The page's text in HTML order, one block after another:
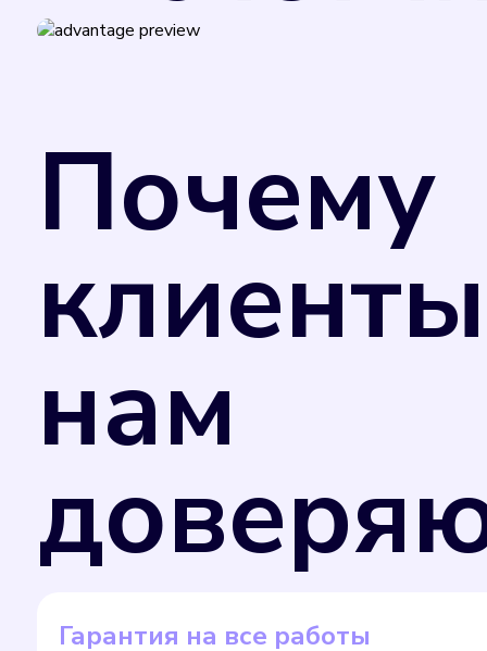
Поверка счетчиков обеспечивает
применения в сфере государственного
добровольном порядке. Однако
потребления коммунального ресурса в
отметкой в техническом паспорте
счетчика. Поэтому рекомендуем вам не
Почему
клиенты
нам
Гарантия на все работы